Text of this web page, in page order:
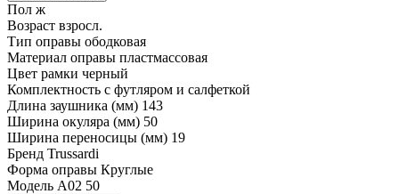
Пол ж
Возраст взросл.
Тип оправы ободковая
Материал оправы пластмассовая
Цвет рамки черный
Комплектность с футляром и салфеткой
Длина заушника (мм) 143
Ширина окуляра (мм) 50
Ширина переносицы (мм) 19
Бренд Trussardi
Форма оправы Круглые
Модель A02 50